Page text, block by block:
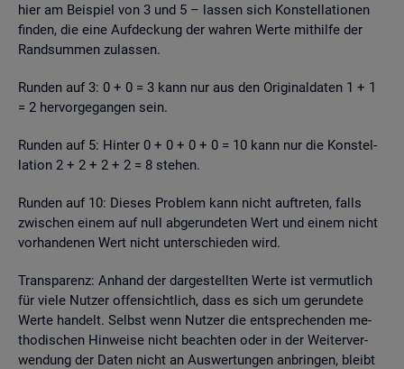
hier am Bei­spiel von 3 und 5 – las­sen sich Kon­stel­la­tio­nen
fin­den, die eine Auf­de­ckung der wah­ren Werte mit­hil­fe der
Rand­sum­men zu­las­sen.
Run­den auf 3: 0 + 0 = 3 kann nur aus den Ori­gi­nal­da­ten 1 + 1
= 2 her­vor­ge­gan­gen sein.
Run­den auf 5: Hin­ter 0 + 0 + 0 + 0 = 10 kann nur die Kon­stel­
la­ti­on 2 + 2 + 2 + 2 = 8 ste­hen.
Run­den auf 10: Die­ses Pro­blem kann nicht auf­tre­ten, falls
zwi­schen einem auf null ab­ge­run­de­ten Wert und einem nicht
vor­han­de­nen Wert nicht un­ter­schie­den wird.
Trans­pa­renz: An­hand der dar­ge­stell­ten Werte ist ver­mut­lich
für viele Nut­zer of­fen­sicht­lich, dass es sich um ge­run­de­te
Werte han­delt. Selbst wenn Nut­zer die ent­spre­chen­den me­
tho­di­schen Hin­wei­se nicht be­ach­ten oder in der Wei­ter­ver­
wen­dung der Daten nicht an Aus­wer­tun­gen an­brin­gen, bleibt